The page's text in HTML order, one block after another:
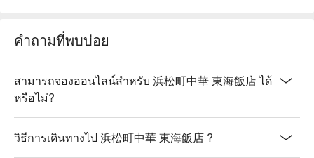
คำถามที่พบบ่อย
สามารถจองออนไลน์สำหรับ 浜松町中華 東海飯店 ได้
หรือไม่?
วิธีการเดินทางไป 浜松町中華 東海飯店 ?